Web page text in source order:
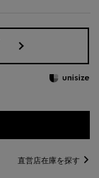
直営店在庫を探す